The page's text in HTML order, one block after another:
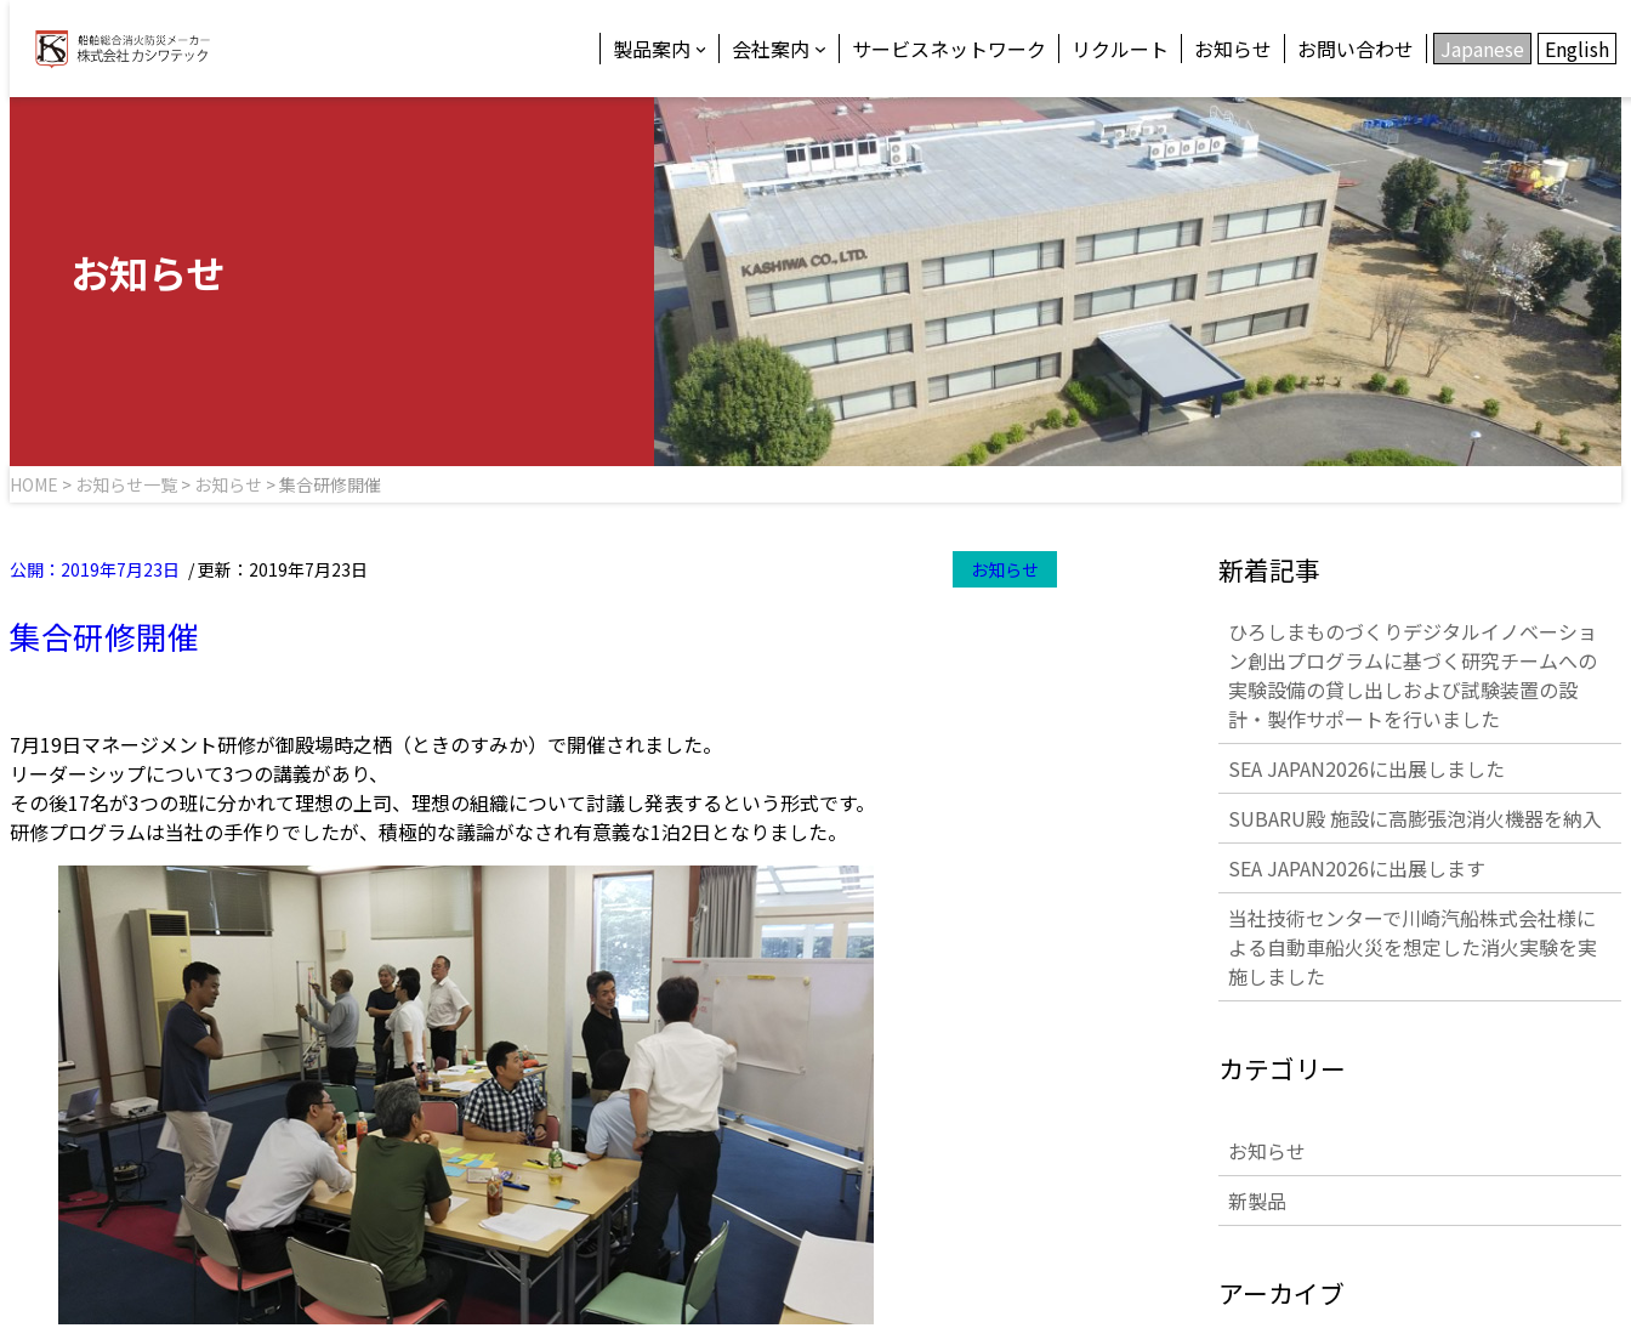
製品案内 会社案内 サービスネットワーク リクルート お知らせ お問い合わせ Japanese English
お知らせ
HOME > お知らせ一覧 > お知らせ >集合研修開催
2019年7月23日 2019年7月23日 お知らせ
集合研修開催
7月19日マネージメント研修が御殿場時之栖（ときのすみか）で開催されました。
リーダーシップについて3つの講義があり、
その後17名が3つの班に分かれて理想の上司、理想の組織について討議し発表するという形式です。
研修プログラムは当社の手作りでしたが、積極的な議論がなされ有意義な1泊2日となりました。
新着記事
ひろしまものづくりデジタルイノベーショ
ン創出プログラムに基づく研究チームへの
実験設備の貸し出しおよび試験装置の設
計・製作サポートを行いました
SEA JAPAN2026に出展しました
SUBARU殿 施設に高膨張泡消火機器を納入
SEA JAPAN2026に出展します
当社技術センターで川崎汽船株式会社様に
よる自動車船火災を想定した消火実験を実
施しました
カテゴリー
お知らせ
新製品
アーカイブ